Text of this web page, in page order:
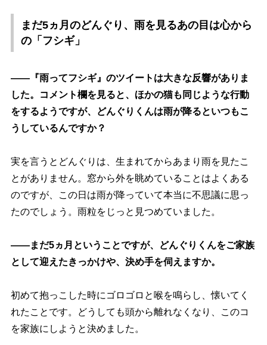
まだ5ヵ月のどんぐり、雨を見るあの目は心から
の「フシギ」
――『雨ってフシギ』のツイートは大きな反響がありま
した。コメント欄を見ると、ほかの猫も同じような行動
をするようですが、どんぐりくんは雨が降るといつもこ
うしているんですか？
実を言うとどんぐりは、生まれてからあまり雨を見たこ
とがありません。窓から外を眺めていることはよくある
のですが、この日は雨が降っていて本当に不思議に思っ
たのでしょう。雨粒をじっと見つめていました。
――まだ5ヵ月ということですが、どんぐりくんをご家族
として迎えたきっかけや、決め手を伺えますか。
初めて抱っこした時にゴロゴロと喉を鳴らし、懐いてく
れたことです。どうしても頭から離れなくなり、このコ
を家族にしようと決めました。